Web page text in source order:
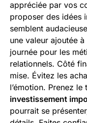
appréciée par vos
proposer des idées
semblent
une valeur ajoutée
journée pour les
relationnels. Côté
mise. Évitez les
l’émotion. Prenez
investissement
pourrait se